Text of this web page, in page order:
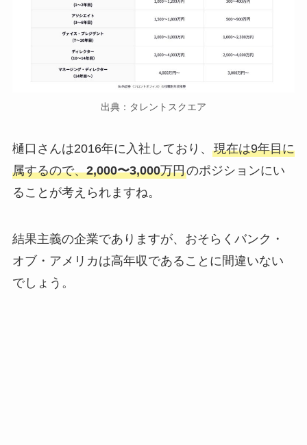
出典：タレントスクエア
樋口さんは2016年に入社しており、 現在は9年目に
属するので、2,000〜3,000万円のポジションにい
ることが考えられますね。
結果主義の企業でありますが、おそらくバンク・
オブ・アメリカは高年収であることに間違いない
でしょう。